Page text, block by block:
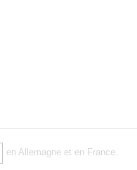
en Allemagne et en France.